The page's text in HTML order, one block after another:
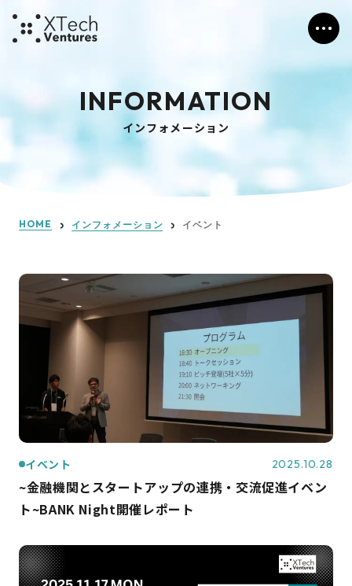
INFORMATION
インフォメーション
HOME インフォメーション イベント
イベント 2025.10.28
~金融機関とスタートアップの連携・交流促進イベン
ト~BANK Night開催レポート